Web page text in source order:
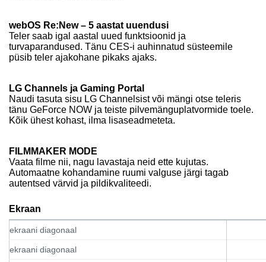
webOS Re:New – 5 aastat uuendusi
Teler saab igal aastal uued funktsioonid ja
turvaparandused. Tänu CES-i auhinnatud süsteemile
püsib teler ajakohane pikaks ajaks.
LG Channels ja Gaming Portal
Naudi tasuta sisu LG Channelsist või mängi otse teleris
tänu GeForce NOW ja teiste pilvemänguplatvormide toele.
Kõik ühest kohast, ilma lisaseadmeteta.
FILMMAKER MODE
Vaata filme nii, nagu lavastaja neid ette kujutas.
Automaatne kohandamine ruumi valguse järgi tagab
autentsed värvid ja pildikvaliteedi.
Ekraan
ekraani diagonaal
ekraani diagonaal